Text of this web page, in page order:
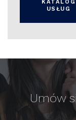
KATALOG
USŁUG
Umów